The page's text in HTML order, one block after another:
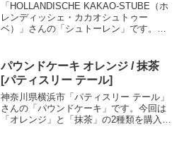
「HOLLANDISCHE KAKAO-STUBE（ホ
レンディッシェ・カカオシュトゥー
ベ）」さんの「シュトーレン」です。ク
べたことのなかったシュトーレン。クリ
スマスのお菓...＜続きを読む＞
パウンドケーキ オレンジ / 抹茶
[パティスリー テール]
神奈川県横浜市「パティスリー テール」
さんの「パウンドケーキ」です。今回は
「オレンジ」と「抹茶」の2種類を購入し